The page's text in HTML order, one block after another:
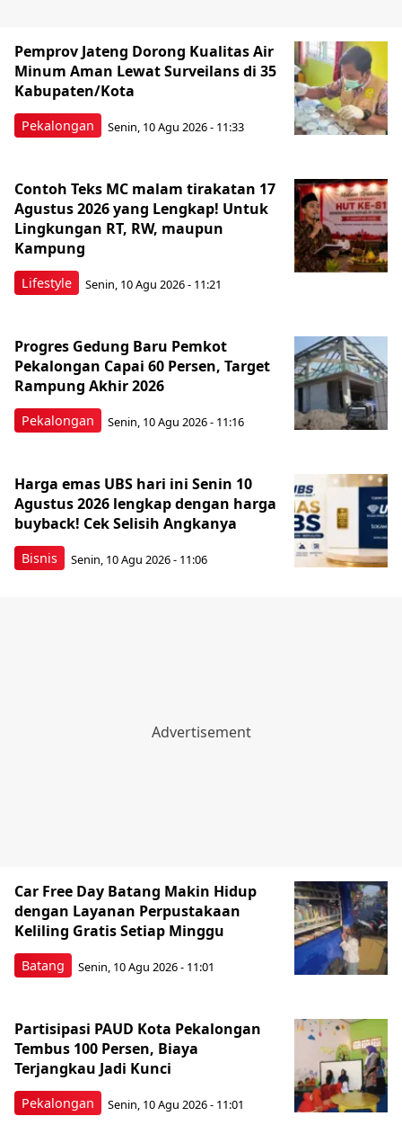
Pekalongan
Pemprov Jateng Dorong Kualitas Air
Minum Aman Lewat Surveilans di 35
Kabupaten/Kota
Senin, 10 Agu 2026 - 11:33
Lifestyle
Contoh Teks MC malam tirakatan 17
Agustus 2026 yang Lengkap! Untuk
Lingkungan RT, RW, maupun
Kampung
Senin, 10 Agu 2026 - 11:21
Pekalongan
Progres Gedung Baru Pemkot
Pekalongan Capai 60 Persen, Target
Rampung Akhir 2026
Senin, 10 Agu 2026 - 11:16
Bisnis
Harga emas UBS hari ini Senin 10
Agustus 2026 lengkap dengan harga
buyback! Cek Selisih Angkanya
Senin, 10 Agu 2026 - 11:06
Batang
Car Free Day Batang Makin Hidup
dengan Layanan Perpustakaan
Keliling Gratis Setiap Minggu
Senin, 10 Agu 2026 - 11:01
Pekalongan
Partisipasi PAUD Kota Pekalongan
Tembus 100 Persen, Biaya
Terjangkau Jadi Kunci
Senin, 10 Agu 2026 - 11:01